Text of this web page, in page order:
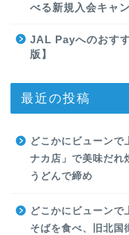
べる新規入会キャ
JAL Payへのおす
版】
最近の投稿
どこかにビューン
ナカ店」で美味だれ
うどんで締め
どこかにビューン
そばを食べ、旧北国